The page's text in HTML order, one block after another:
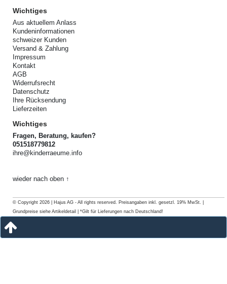
Wichtiges
Aus aktuellem Anlass
Kundeninformationen
schweizer Kunden
Versand & Zahlung
Impressum
Kontakt
AGB
Widerrufsrecht
Datenschutz
Ihre Rücksendung
Lieferzeiten
Wichtiges
Fragen, Beratung, kaufen?
051518779812
ihre@kinderraeume.info
wieder nach oben ↑
© Copyright 2026 | Hajus AG - All rights reserved. Preisangaben inkl. gesetzl. 19% MwSt. |
Grundpreise siehe Artikeldetail | *Gilt für Lieferungen nach Deutschland!